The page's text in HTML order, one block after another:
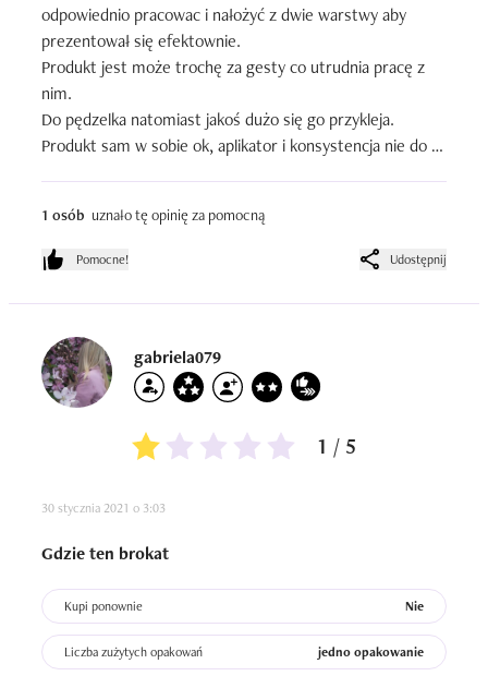
odpowiednio pracowac i nałożyć z dwie warstwy aby
prezentował się efektownie.
Produkt jest może trochę za gesty co utrudnia pracę z
nim.
Do pędzelka natomiast jakoś dużo się go przykleja.
Produkt sam w sobie ok, aplikator i konsystencja nie do
Cena niska i zachęcająca.
1 osób uznało tę opinię za pomocną
Pomocne! Udostępnij
gabriela079
1 / 5
30 stycznia 2021 o 3:03
Gdzie ten brokat
Kupi ponownie Nie
Liczba zużytych opakowań jedno opakowanie